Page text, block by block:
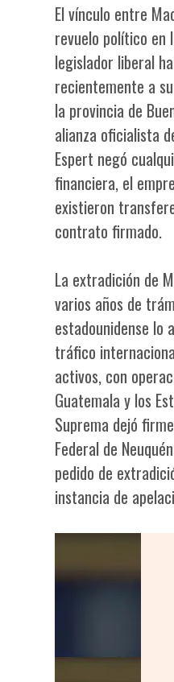
El vínculo entre
revuelo político en
legislador liberal
recientemente a
la provincia de
alianza oficialista
Espert negó
financiera, el
existieron
contrato firmado.
La extradición de
varios años de
estadounidense lo
tráfico
activos, con
Guatemala y los
Suprema dejó
Federal de
pedido de
instancia de